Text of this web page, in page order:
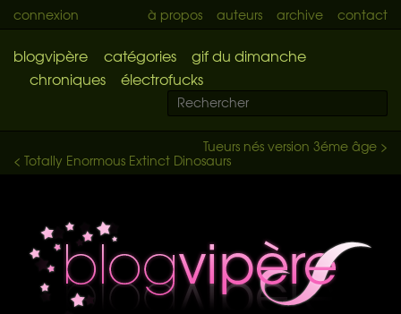
connexion à propos auteurs archive contact
blogvipère catégories
gif du dimanche
chroniques
électrofucks
Tueurs nés version 3éme âge >
< Totally Enormous Extinct Dinosaurs